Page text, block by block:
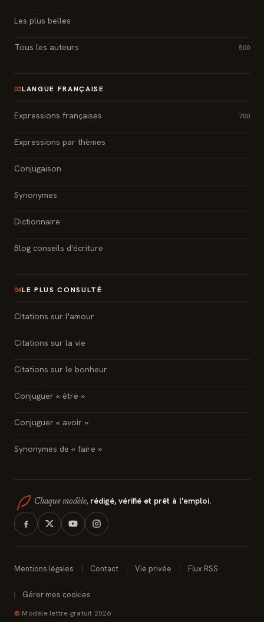
Les plus belles
Tous les auteurs 500
03LANGUE FRANÇAISE
Expressions françaises 700
Expressions par thèmes
Conjugaison
Synonymes
Dictionnaire
Blog conseils d'écriture
04LE PLUS CONSULTÉ
Citations sur l'amour
Citations sur la vie
Citations sur le bonheur
Conjuguer « être »
Conjuguer « avoir »
Synonymes de « faire »
Chaque modèle, rédigé, vérifié et prêt à l'emploi.
Mentions légales Contact Vie privée Flux RSS
Gérer mes cookies
© Modèle lettre gratuit 2026